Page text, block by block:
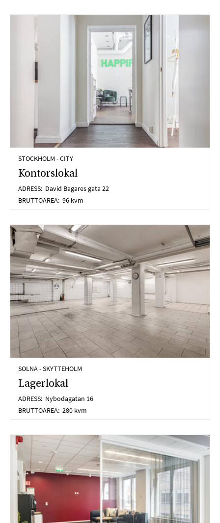
STOCKHOLM - CITY
Kontorslokal
ADRESS: David Bagares gata 22
BRUTTOAREA: 96 kvm
SOLNA - SKYTTEHOLM
Lagerlokal
ADRESS: Nybodagatan 16
BRUTTOAREA: 280 kvm